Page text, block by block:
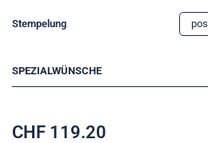
Stempelung
SPEZIALWÜNSCHE
CHF 119.20